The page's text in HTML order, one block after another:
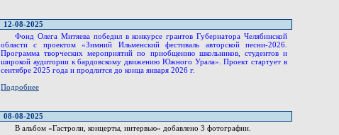
12-08-2025
Фонд Олега Митяева победил в конкурсе грантов Губернатора Челябинской
области с проектом «Зимний Ильменский фестиваль авторской песни-2026.
Программа творческих мероприятий по приобщению школьников, студентов и
широкой аудитории к бардовскому движению Южного Урала». Проект стартует в
сентябре 2025 года и продлится до конца января 2026 г.
Подробнее
08-08-2025
В альбом «Гастроли, концерты, интервью» добавлено 3 фотографии.